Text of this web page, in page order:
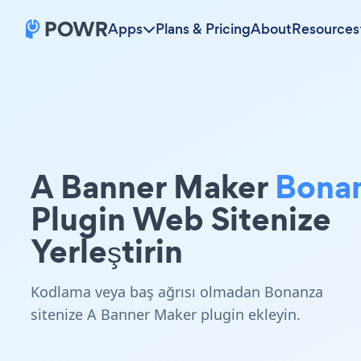
Apps Plans & PricingAboutResources
A Banner Maker
Plugin Web Sitenize
Yerleştirin
Kodlama veya baş ağrısı olmadan Bonanza
sitenize A Banner Maker plugin ekleyin.